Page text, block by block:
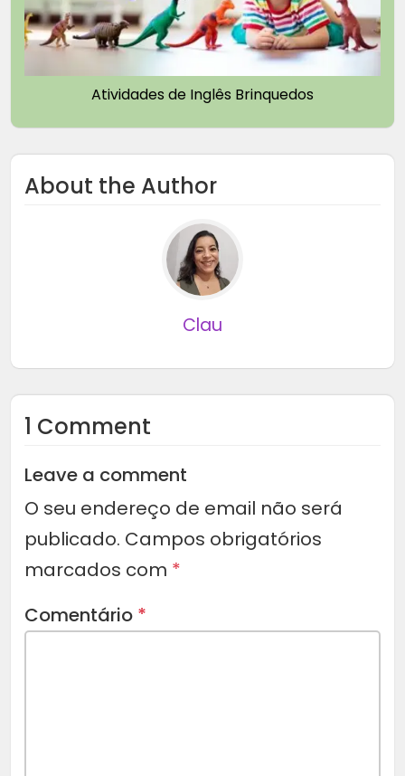
Atividades de Inglês Brinquedos
About the Author
Clau
1 Comment
Leave a comment
O seu endereço de email não será
publicado. Campos obrigatórios
marcados com *
Comentário *